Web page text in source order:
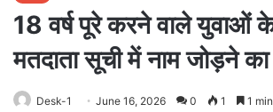
18 वर्ष पूरे करने वाले युवाओं
मतदाता सूची में नाम जोड़ने
Desk-1 June 16, 2026 0 1 1